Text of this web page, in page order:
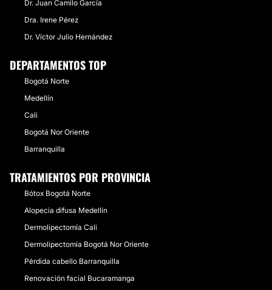
Dr. Juan Camilo García
Dra. Irene Pérez
Dr. Víctor Julio Hernández
DEPARTAMENTOS TOP
Bogotá Norte
Medellín
Cali
Bogotá Nor Oriente
Barranquilla
TRATAMIENTOS POR PROVINCIA
Bótox Bogotá Norte
Alopecia difusa Medellín
Dermolipectomía Cali
Dermolipectomía Bogotá Nor Oriente
Pérdida cabello Barranquilla
Renovación facial Bucaramanga